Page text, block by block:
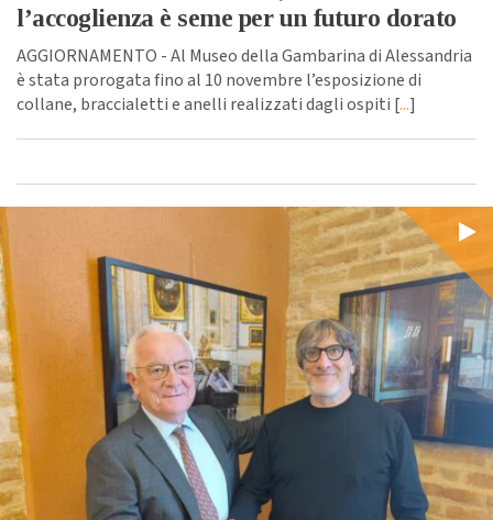
l’accoglienza è seme per un futuro dorato
AGGIORNAMENTO - Al Museo della Gambarina di Alessandria
è stata prorogata fino al 10 novembre l’esposizione di
collane, braccialetti e anelli realizzati dagli ospiti [...]